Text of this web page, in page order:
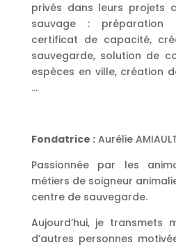
privés dans leurs projets
sauvage : préparation
certificat de capacité,
sauvegarde, solution de
espèces en ville, création
…
Fondatrice :Aurélie
Passionnée par les
métiers de soigneur
centre de sauvegarde.
Aujourd’hui, je transmets
d’autres personnes